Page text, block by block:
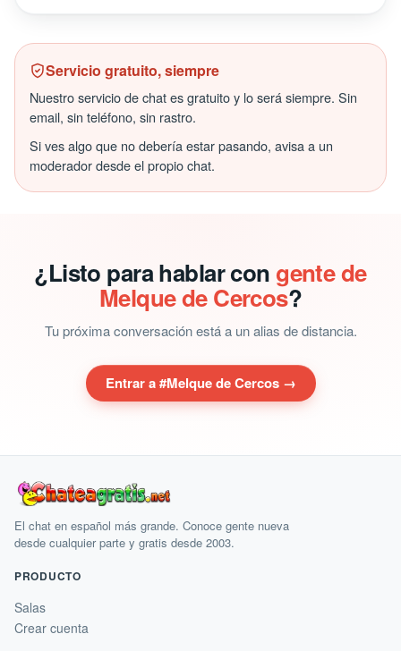
Servicio gratuito, siempre
Nuestro servicio de chat es gratuito y lo será siempre. Sin
email, sin teléfono, sin rastro.
Si ves algo que no debería estar pasando, avisa a un
moderador desde el propio chat.
¿Listo para hablar con gente de
Melque de Cercos?
Tu próxima conversación está a un alias de distancia.
Entrar a #Melque de Cercos →
El chat en español más grande. Conoce gente nueva
desde cualquier parte y gratis desde 2003.
PRODUCTO
Salas
Crear cuenta